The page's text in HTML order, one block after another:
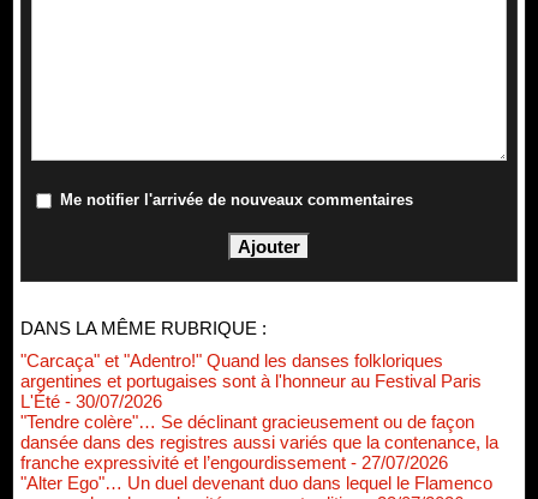
Me notifier l'arrivée de nouveaux commentaires
DANS LA MÊME RUBRIQUE :
"Carcaça" et "Adentro!" Quand les danses folkloriques
argentines et portugaises sont à l'honneur au Festival Paris
L'Été - 30/07/2026
"Tendre colère"… Se déclinant gracieusement ou de façon
dansée dans des registres aussi variés que la contenance, la
franche expressivité et l’engourdissement - 27/07/2026
"Alter Ego"… Un duel devenant duo dans lequel le Flamenco